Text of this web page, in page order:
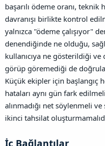
başarılı ödeme oranı, teknik
davranışı birlikte kontrol
yalnızca "ödeme çalışıyor"
denendiğinde ne olduğu,
kullanıcıya ne gösterildiği
görüp göremediği de
Küçük ekipler için başlangıç
hataları aynı gün fark
alınmadığı net söylenmeli
ikinci tahsilat
İç Bağlantılar​